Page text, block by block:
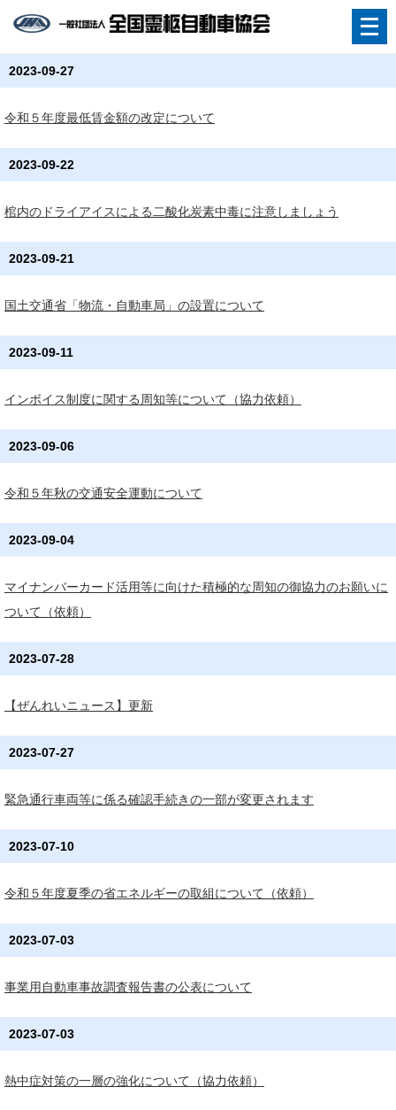
メ
ニ
開
2023-09-27
令和５年度最低賃金額の改定について
2023-09-22
棺内のドライアイスによる二酸化炭素中毒に注意しましょう
2023-09-21
国土交通省「物流・自動車局」の設置について
2023-09-11
インボイス制度に関する周知等について（協力依頼）
2023-09-06
令和５年秋の交通安全運動について
2023-09-04
マイナンバーカード活用等に向けた積極的な周知の御協力のお願いに
ついて（依頼）
2023-07-28
【ぜんれいニュース】更新
2023-07-27
緊急通行車両等に係る確認手続きの一部が変更されます
2023-07-10
令和５年度夏季の省エネルギーの取組について（依頼）
2023-07-03
事業用自動車事故調査報告書の公表について
2023-07-03
熱中症対策の一層の強化について（協力依頼）